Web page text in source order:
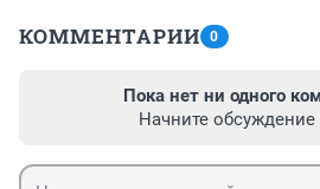
КОММЕНТАРИИ 0
Пока нет ни одного
Начните